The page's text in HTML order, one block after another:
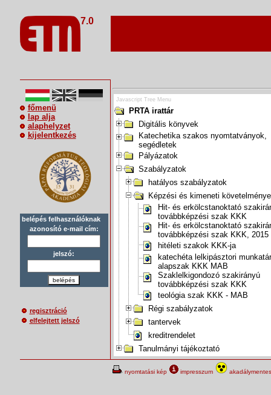
7.0
főmenü
lap alja
alaphelyzet
kijelentkezés
belépés felhasználóknak
azonosító e-mail cím:
jelszó:
belépés
regisztráció
elfelejtett jelszó
Javascript Tree Menu
PRTA irattár
Digitális könyvek
Katechetika szakos nyomtatványok,
segédletek
Pályázatok
Szabályzatok
hatályos szabályzatok
Képzési és kimeneti
Hit- és erkölcstanoktató
továbbképzési szak KKK
Hit- és erkölcstanoktató
továbbképzési szak KKK, 2015
hitéleti szakok KKK-ja
katechéta lelkipásztori
alapszak KKK MAB
Szaklelkigondozó szakirányú
továbbképzési szak KKK
teológia szak KKK - MAB
Régi szabályzatok
tantervek
kreditrendelet
Tanulmányi tájékoztató
nyomtatási kép impresszum